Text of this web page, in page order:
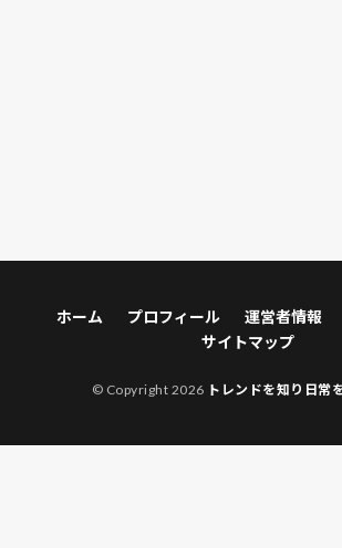
ホーム プロフィール 運営者情報
サイトマップ
© Copyright 2026 トレンドを知り日常